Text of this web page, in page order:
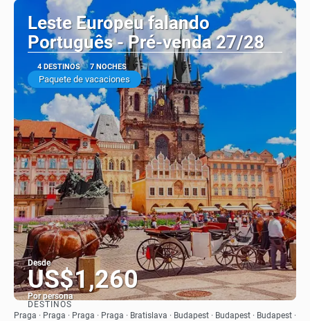
Leste Europeu falando
Português - Pré-venda 27/28
4 DESTINOS 7 NOCHES
Paquete de vacaciones
Desde
US$1,260
Por persona
Ver
DESTINOS
Praga · Praga · Praga · Praga · Bratislava · Budapest · Budapest · Budapest ·